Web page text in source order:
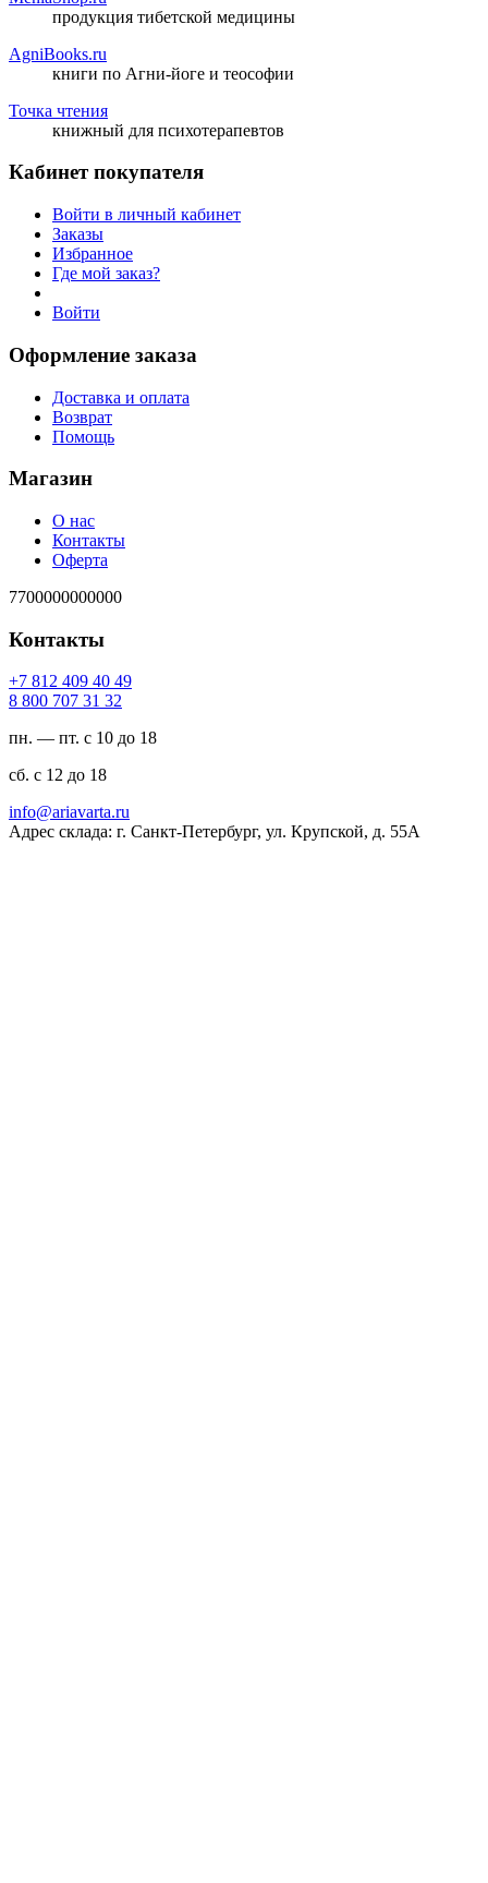
продукция тибетской медицины
AgniBooks.ru
книги по Агни-йоге и теософии
Точка чтения
книжный для психотерапевтов
Кабинет покупателя
Войти в личный кабинет
Заказы
Избранное
Где мой заказ?
Войти
Оформление заказа
Доставка и оплата
Возврат
Помощь
Магазин
О нас
Контакты
Оферта
7700000000000
Контакты
94 04 904 218 7+
23 13 707 008 8
пн. — пт. с 10 до 18
сб. с 12 до 18
ur.atravaira@ofni
Адрес склада: г. Санкт-Петербург, ул. Крупской, д. 55А